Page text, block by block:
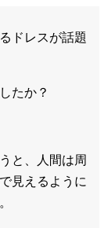
ドレスが話題
たか？
と、人間は周
見えるように